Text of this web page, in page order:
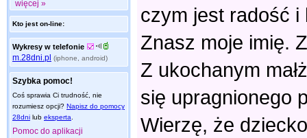
więcej »
Kto jest on-line:
Wykresy w telefonie
m.28dni.pl (iphone, android)
Szybka pomoc!
Coś sprawia Ci trudność, nie
rozumiesz opcji? Napisz do pomocy
28dni lub eksperta
Pomoc do aplikacji
czym jest radość
Znasz moje imię.
Z ukochanym
się upragnionego
Wierzę, że